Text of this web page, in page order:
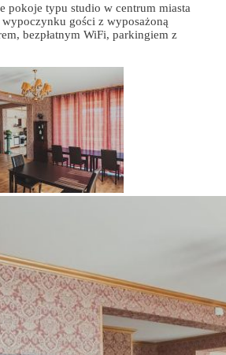
pokoje typu studio w centrum miasta
gości z wyposażoną
bezpłatnym WiFi, parkingiem z